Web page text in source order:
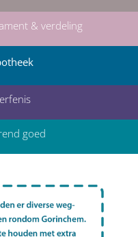
& verdeling
goed